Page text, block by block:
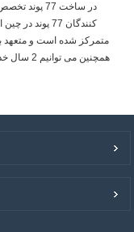
کنندگان 77
همچنین می